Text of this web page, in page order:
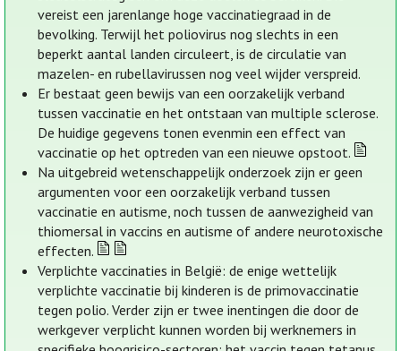
vereist een jarenlange hoge vaccinatiegraad in de
bevolking. Terwijl het poliovirus nog slechts in een
beperkt aantal landen circuleert, is de circulatie van
mazelen- en rubellavirussen nog veel wijder verspreid.
Er bestaat geen bewijs van een oorzakelijk verband
tussen vaccinatie en het ontstaan van multiple sclerose.
De huidige gegevens tonen evenmin een effect van
vaccinatie op het optreden van een nieuwe opstoot.
Na uitgebreid wetenschappelijk onderzoek zijn er geen
argumenten voor een oorzakelijk verband tussen
vaccinatie en autisme, noch tussen de aanwezigheid van
thiomersal in vaccins en autisme of andere neurotoxische
effecten.
Verplichte vaccinaties in België: de enige wettelijk
verplichte vaccinatie bij kinderen is de primovaccinatie
tegen polio. Verder zijn er twee inentingen die door de
werkgever verplicht kunnen worden bij werknemers in